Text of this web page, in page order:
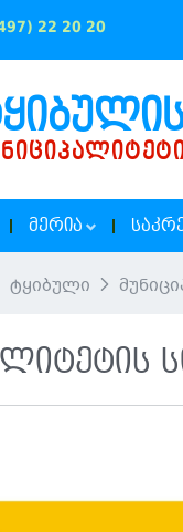
22 20 20
ᲛᲔᲠᲘᲐ
ტყიბული